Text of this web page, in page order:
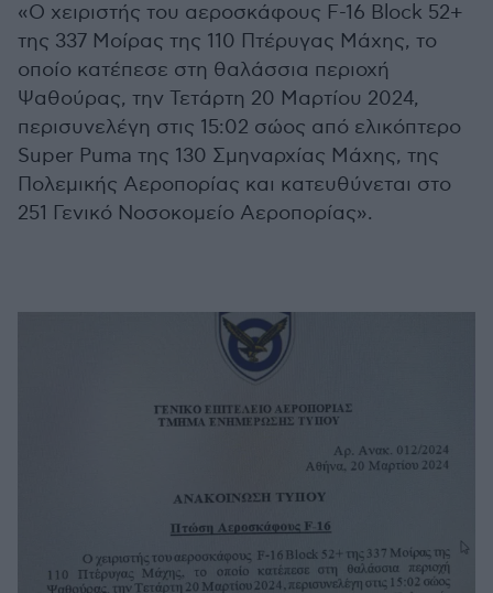
«Ο χειριστής του αεροσκάφους F-16 Block 52+
της 337 Μοίρας της 110 Πτέρυγας Μάχης, το
οποίο κατέπεσε στη θαλάσσια περιοχή
Ψαθούρας, την Τετάρτη 20 Μαρτίου 2024,
περισυνελέγη στις 15:02 σώος από ελικόπτερο
Super Puma της 130 Σμηναρχίας Μάχης, της
Πολεμικής Αεροπορίας και κατευθύνεται στο
251 Γενικό Νοσοκομείο Αεροπορίας».